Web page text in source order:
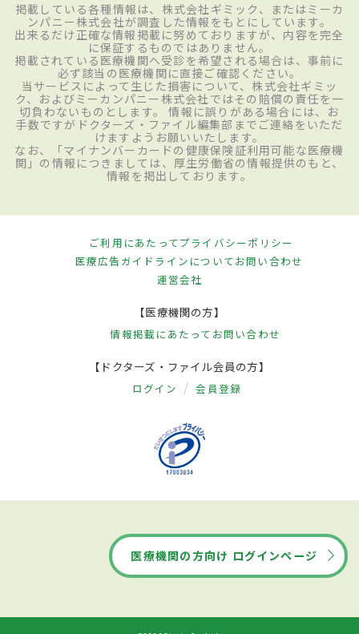
掲載している各種情報は、株式会社ギミック、またはミーカ
ンパニー株式会社が調査した情報をもとにしています。
出来るだけ正確な情報掲載に努めておりますが、内容を完全
に保証するものではありません。
掲載されている医療機関へ受診を希望される場合は、事前に
必ず該当の医療機関に直接ご確認ください。
当サービスによって生じた損害について、株式会社ギミッ
ク、およびミーカンパニー株式会社ではその賠償の責任を一
切負わないものとします。 情報に誤りがある場合には、お
手数ですがドクターズ・ファイル編集部までご連絡をいただ
けますようお願いいたします。
なお、「マイナンバーカードの健康保険証利用可能な医療機
関」の情報につきましては、厚生労働省の情報提供のもと、
情報を掲出しております。
ご利用にあたってプライバシーポリシー
医療広告ガイドラインについてお問い合わせ
運営会社
【医療機関の方】
情報掲載にあたって お問い合わせ
【ドクターズ・ファイル会員の方】
ログイン 会員登録
医療機関の方向け ログインページ